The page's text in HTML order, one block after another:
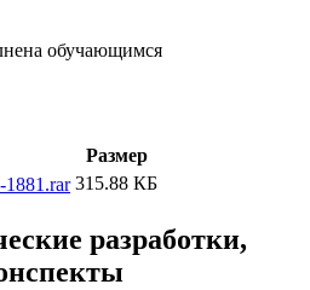
обучающимся
Размер
1881.rar 315.88 КБ
разработки,